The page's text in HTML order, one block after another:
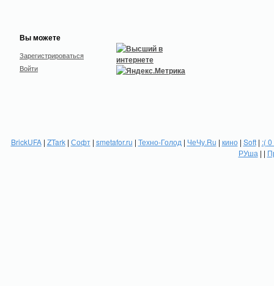
Вы можете
Зарегистрироваться
Войти
BrickUFA| ZTark| Софт| smetafor.ru | Техно-Голод | ЧеЧу.Ru | кино| Soft| :(
РУша | |